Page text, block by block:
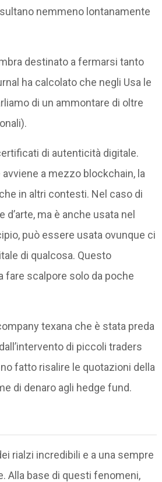
nemmeno lontanamente
destinato a fermarsi tanto
ha calcolato che negli Usa le
di un ammontare di oltre
di autenticità digitale.
a mezzo blockchain, la
in altri contesti. Nel caso di
ma è anche usata nel
può essere usata ovunque ci
di qualcosa. Questo
fare scalpore solo da poche
texana che è stata preda
di piccoli traders
fatto risalire le quotazioni della
di denaro agli hedge fund.
rialzi incredibili e a una sempre
Alla base di questi fenomeni,